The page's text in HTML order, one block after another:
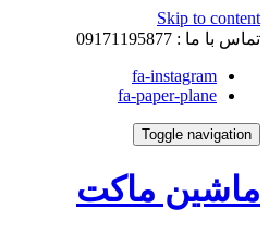
Skip to content
تماس با ما : 09171195877
fa-instagram
fa-paper-plane
Toggle navigation
ماشین ماکت